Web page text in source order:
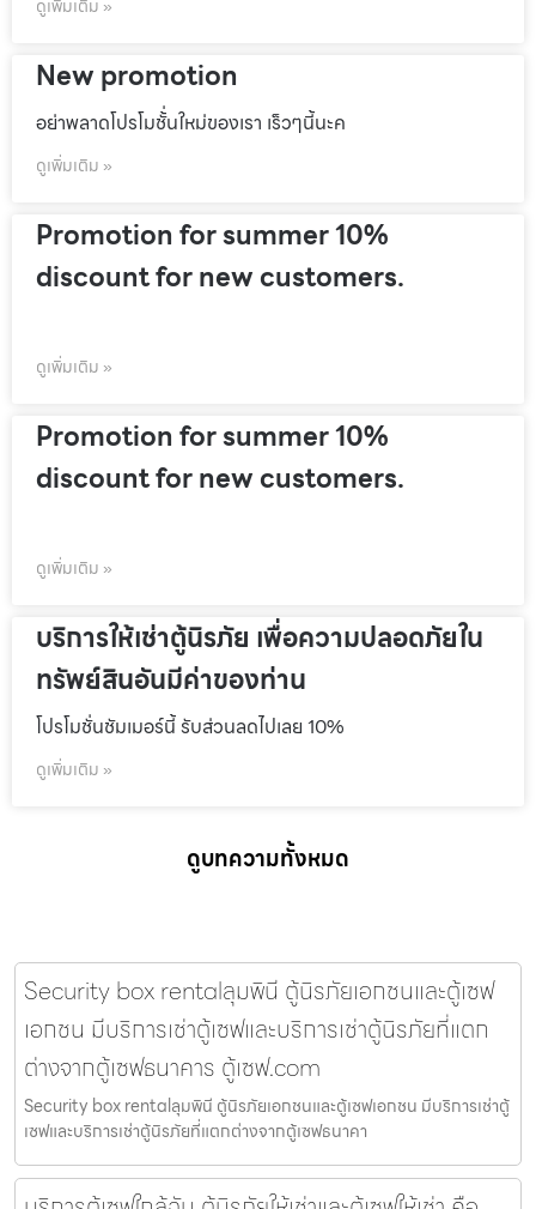
ดูเพิ่มเติม »
New promotion
อย่าพลาดโปรโมชั้่นใหม่ของเรา เร็วๆนี้นะค
ดูเพิ่มเติม »
Promotion for summer 10%
discount for new customers.
ดูเพิ่มเติม »
Promotion for summer 10%
discount for new customers.
ดูเพิ่มเติม »
บริการให้เช่าตู้นิรภัย เพื่อความปลอดภัยใน
ทรัพย์สินอันมีค่าของท่าน
โปรโมชั่นชัมเมอร์นี้ รับส่วนลดไปเลย 10%
ดูเพิ่มเติม »
ดูบทความทั้งหมด
Security box rentalลุมพินี ตู้นิรภัยเอกชนและตู้เซฟ
เอกชน มีบริการเช่าตู้เซฟและบริการเช่าตู้นิรภัยที่แตก
ต่างจากตู้เซฟธนาคาร ตู้เซฟ.com
Security box rentalลุมพินี ตู้นิรภัยเอกชนและตู้เซฟเอกชน มีบริการเช่าตู้
เซฟและบริการเช่าตู้นิรภัยที่แตกต่างจากตู้เซฟธนาคา